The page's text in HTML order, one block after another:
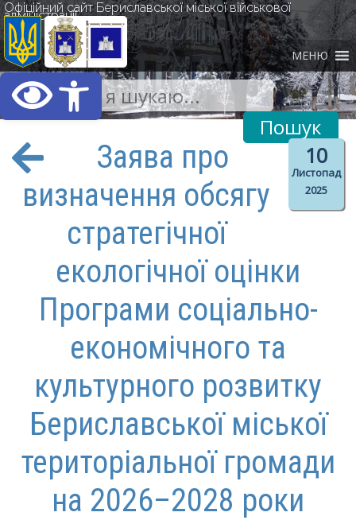
Відкрити Панель
Офіційний сайт Бериславської міської військової
адміністрації
МЕНЮ
10
Листопад
2025
Заява про
визначення обсягу
стратегічної
екологічної оцінки
Програми соціально-
економічного та
культурного розвитку
Бериславської міської
територіальної громади
на 2026–2028 роки